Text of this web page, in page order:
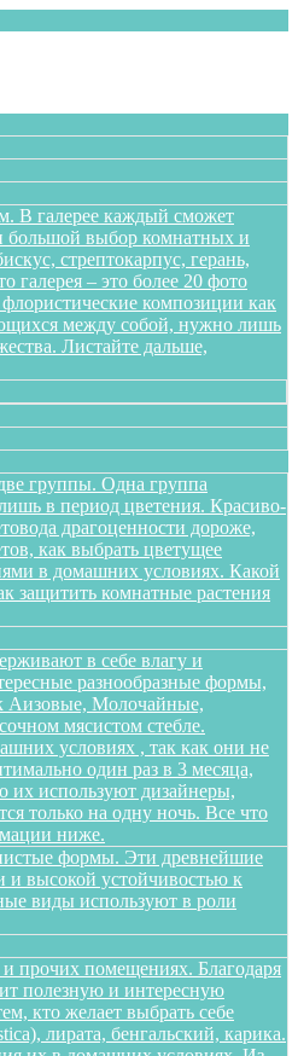
В галерее каждый сможет
большой выбор комнатных и
стрептокарпус, герань,
галерея – это более 20 фото
композиции как
между собой, нужно лишь
Листайте дальше,
группы. Одна группа
в период цветения. Красиво-
драгоценности дороже,
как выбрать цветущее
в домашних условиях. Какой
защитить комнатные растения
в себе влагу и
разнообразные формы,
Аизовые, Молочайные,
мясистом стебле.
условиях , так как они не
один раз в 3 месяца,
их используют дизайнеры,
только на одну ночь. Все что
ниже.
формы. Эти древнейшие
и высокой устойчивостью к
виды используют в роли
и прочих помещениях. Благодаря
полезную и интересную
кто желает выбрать себе
лирата, бенгальский, карика.